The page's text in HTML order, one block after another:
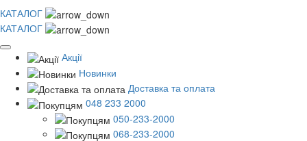
КАТАЛОГ
КАТАЛОГ
Акції
Новинки
Доставка та оплата
048 233 2000
050-233-2000
068-233-2000